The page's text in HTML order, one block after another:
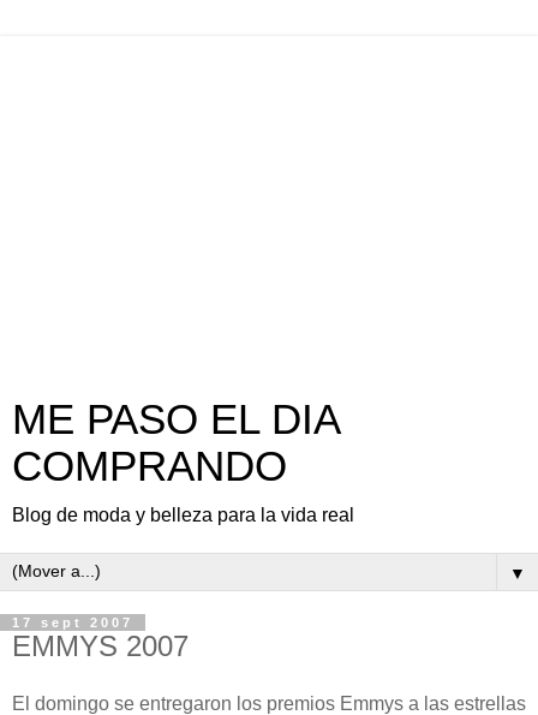
ME PASO EL DIA
COMPRANDO
Blog de moda y belleza para la vida real
▼
17 sept 2007
EMMYS 2007
El domingo se entregaron los premios Emmys a las estrellas